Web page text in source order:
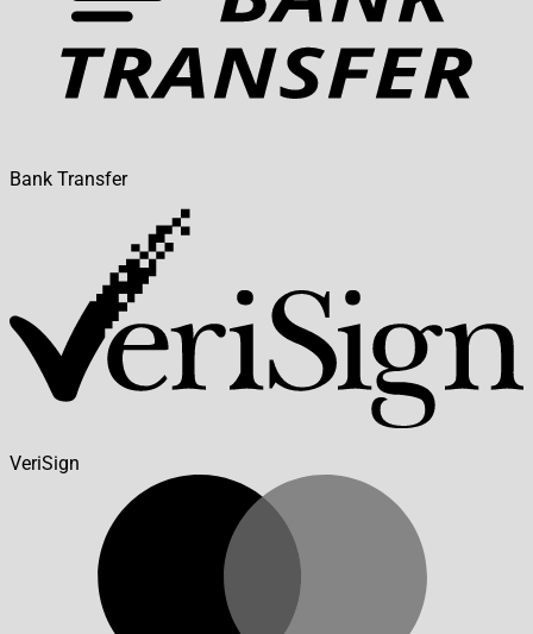
Bank Transfer
VeriSign